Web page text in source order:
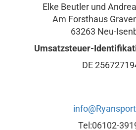
Elke Beutler und
Am Forsthaus
63263 Neu-
Umsatzsteuer-Id
DE
Tel:06102-